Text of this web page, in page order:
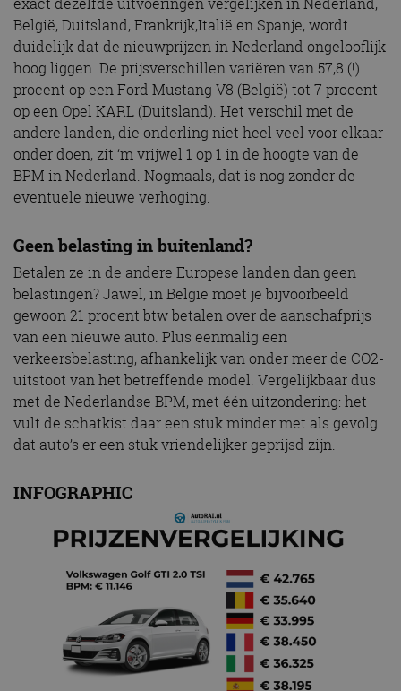
België, Duitsland, Frankrijk,Italië en Spanje, wordt
duidelijk dat de nieuwprijzen in Nederland ongelooflijk
hoog liggen. De prijsverschillen variëren van 57,8 (!)
procent op een Ford Mustang V8 (België) tot 7 procent
op een Opel KARL (Duitsland). Het verschil met de
andere landen, die onderling niet heel veel voor elkaar
onder doen, zit ‘m vrijwel 1 op 1 in de hoogte van de
BPM in Nederland. Nogmaals, dat is nog zonder de
eventuele nieuwe verhoging.
Geen belasting in buitenland?
Betalen ze in de andere Europese landen dan geen
belastingen? Jawel, in België moet je bijvoorbeeld
gewoon 21 procent btw betalen over de aanschafprijs
van een nieuwe auto. Plus eenmalig een
verkeersbelasting, afhankelijk van onder meer de CO2-
uitstoot van het betreffende model. Vergelijkbaar dus
met de Nederlandse BPM, met één uitzondering: het
vult de schatkist daar een stuk minder met als gevolg
dat auto’s er een stuk vriendelijker geprijsd zijn.
INFOGRAPHIC